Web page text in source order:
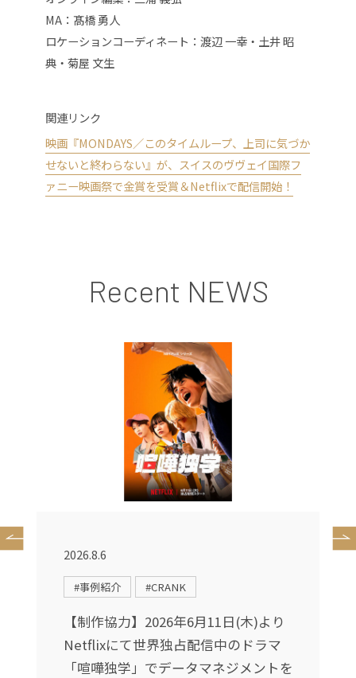
MA：髙橋 勇人
ロケーションコーディネート：渡辺 一幸・土井 昭
典・菊屋 文生
関連リンク
映画『MONDAYS／このタイムループ、上司に気づか
せないと終わらない』が、スイスのヴヴェイ国際フ
ァニー映画祭で金賞を受賞＆Netflixで配信開始！
Recent NEWS
2026.8.6
#事例紹介 #CRANK
【制作協力】2026年6月11日(木)より
Netflixにて世界独占配信中のドラマ
「喧嘩独学」でデータマネジメントを